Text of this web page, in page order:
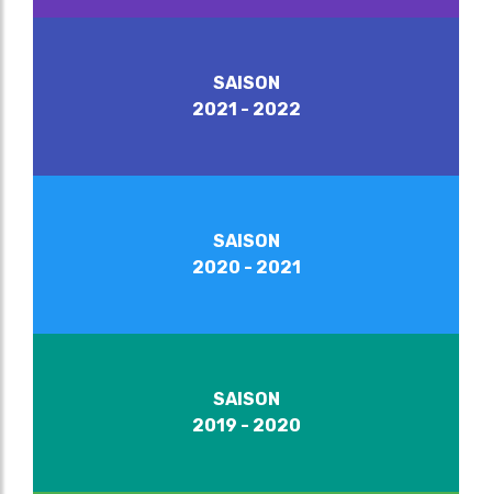
SAISON
2021 - 2022
SAISON
2020 - 2021
SAISON
2019 - 2020